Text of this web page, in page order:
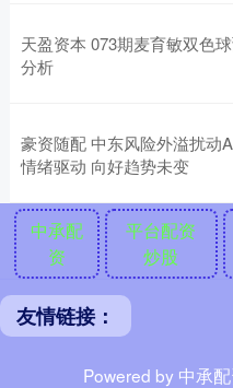
天盈资本 073期麦育敏双色
分析
豪资随配 中东风险外溢扰动
情绪驱动 向好趋势未变
中承配
资
平台配资
炒股
友情链接：
Powered by 中承